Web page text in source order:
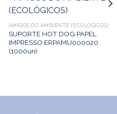
AMIGOS DO AMBIENTE (ECOLÓGICOS)
SUPORTE HOT DOG PAPEL
IMPRESSO ERPAMU000020
(1000un)